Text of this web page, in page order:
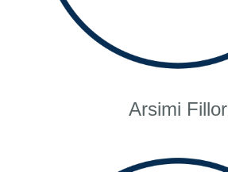
Arsimi Fillor